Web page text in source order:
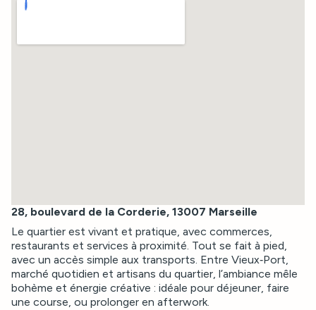
28, boulevard de la Corderie, 13007 Marseille
Le quartier est vivant et pratique, avec commerces,
restaurants et services à proximité. Tout se fait à pied,
avec un accès simple aux transports. Entre Vieux‑Port,
marché quotidien et artisans du quartier, l’ambiance mêle
bohème et énergie créative : idéale pour déjeuner, faire
une course, ou prolonger en afterwork.